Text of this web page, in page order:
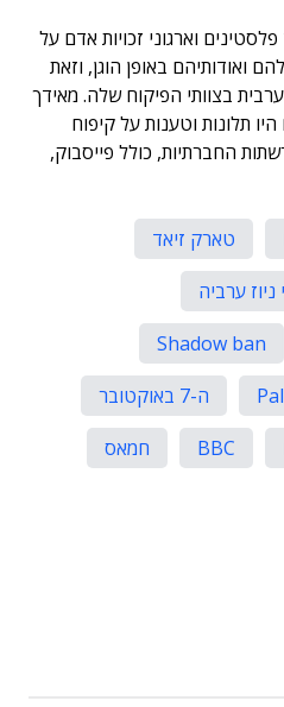
וארגוני זכויות אדם על
ואודותיהם באופן הוגן, וזאת
בצוותי הפיקוח שלה. מאידך
תלונות וטענות על קיפוח
החברתיות, כולל פייסבוק,
טארק זיאד
ניוז ערביה
Shadow ban
ה-7 באוקטובר
BBC
חמאס